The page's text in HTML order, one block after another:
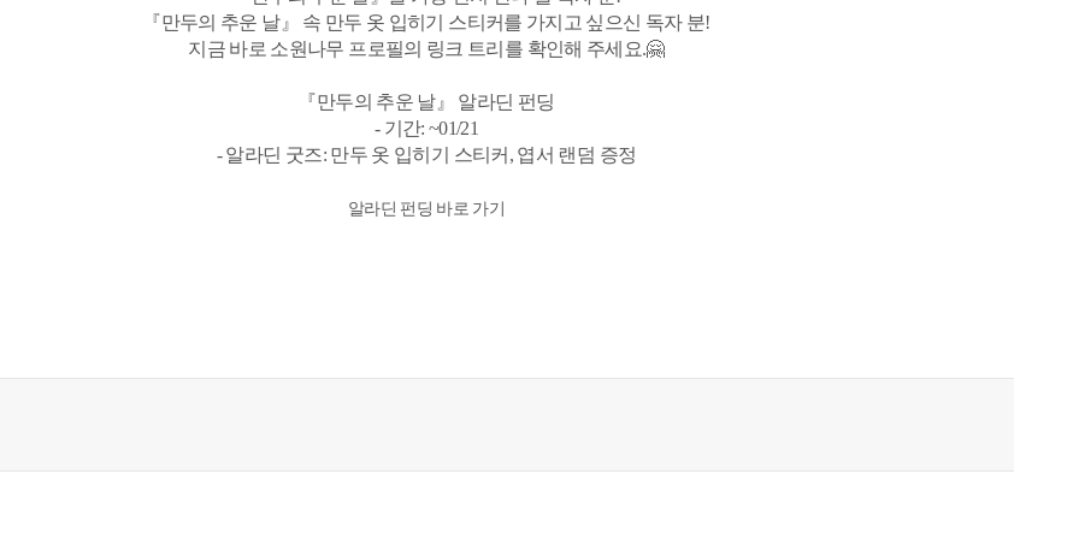
『만두의 추운 날』 속 만두 옷 입히기 스티커를 가지고 싶으신 독자 분!
지금 바로 소원나무 프로필의 링크 트리를 확인해 주세요.🤗
『만두의 추운 날』 알라딘 펀딩
- 기간: ~01/21
- 알라딘 굿즈: 만두 옷 입히기 스티커, 엽서 랜덤 증정
알라딘 펀딩 바로 가기